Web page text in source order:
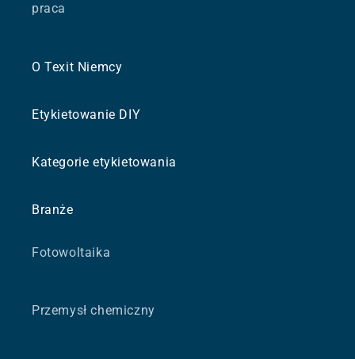
praca
O Texit Niemcy
Etykietowanie DIY
Kategorie etykietowania
Branże
Fotowoltaika
Przemysł chemiczny